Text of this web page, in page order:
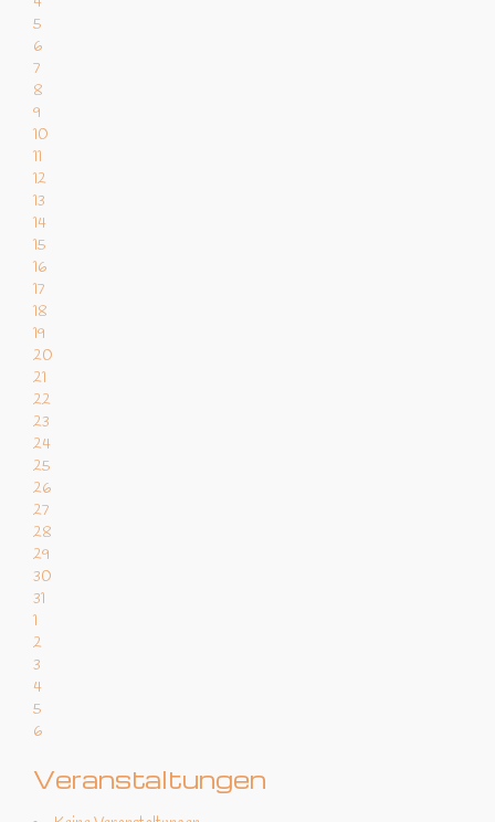
5
6
7
8
9
10
11
12
13
14
15
16
17
18
19
20
21
22
23
24
25
26
27
28
29
30
31
1
2
3
4
5
6
Veranstaltungen